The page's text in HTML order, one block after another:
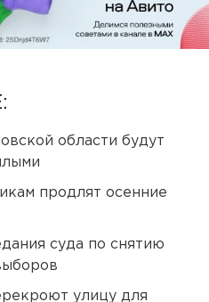
области будут
продлят осенние
суда по снятию
улицу для